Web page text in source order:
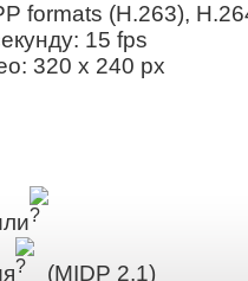
formats (H.263),
15 fps
320 x 240 px
(MIDP 2.1)